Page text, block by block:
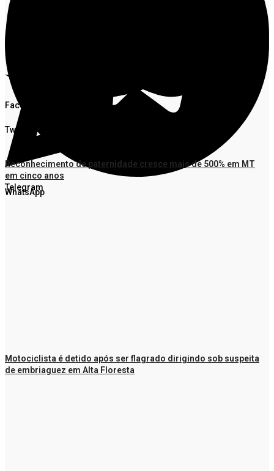
Facebook
Twitter
WhatsApp
Telegram
Reconhecimento de paternidade cresce mais de 500% em MT
em cinco anos
Motociclista é detido após ser flagrado dirigindo sob suspeita
de embriaguez em Alta Floresta